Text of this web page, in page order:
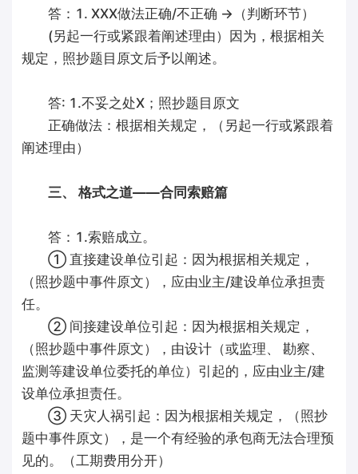
答：1. XXX做法正确/不正确 →（判断环节）
(另起一行或紧跟着阐述理由）因为，根据相关
规定，照抄题目原文后予以阐述。
答: 1.不妥之处X；照抄题目原文
正确做法：根据相关规定，（另起一行或紧跟着
阐述理由）
三、 格式之道——合同索赔篇
答：1.索赔成立。
① 直接建设单位引起：因为根据相关规定，
（照抄题中事件原文），应由业主/建设单位承担责
任。
② 间接建设单位引起：因为根据相关规定，
（照抄题中事件原文），由设计（或监理、 勘察、
监测等建设单位委托的单位）引起的，应由业主/建
设单位承担责任。
③ 天灾人祸引起：因为根据相关规定，（照抄
题中事件原文），是一个有经验的承包商无法合理预
见的。（工期费用分开）